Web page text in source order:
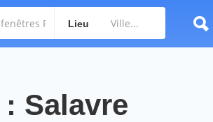
Lieu
Salavre